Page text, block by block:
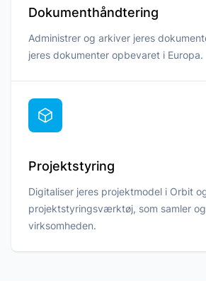
Dokumenthåndtering
Administrer og arkiver jeres
jeres dokumenter opbevaret i Europa.
Projektstyring
Digitaliser jeres projektmodel i Orbit
projektstyringsværktøj, som samler
virksomheden.